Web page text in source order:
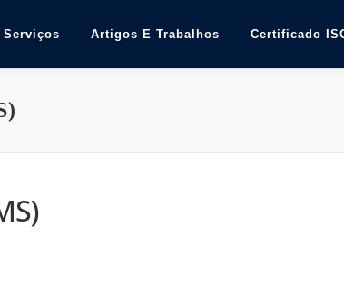
Serviços Artigos E Trabalhos Certificado